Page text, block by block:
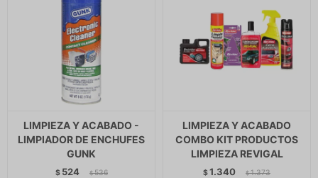
LIMPIEZA Y ACABADO -
LIMPIADOR DE ENCHUFES
GUNK
$ 524 $ 536
LIMPIEZA Y ACABADO
COMBO KIT PRODUCTOS
LIMPIEZA REVIGAL
$1.340 $ 1.373